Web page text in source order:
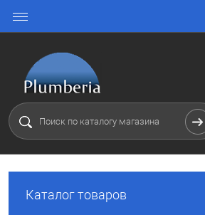
Каталог товаров